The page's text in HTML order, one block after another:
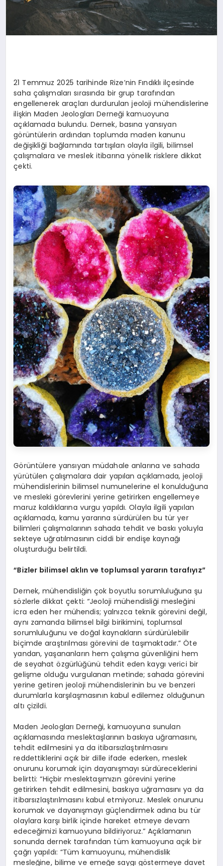
21 Temmuz 2025 tarihinde Rize’nin Fındıklı ilçesinde
saha çalışmaları sırasında bir grup tarafından
engellenerek araçları durdurulan jeoloji mühendislerine
ilişkin Maden Jeologları Derneği kamuoyuna
açıklamada bulundu. Dernek, basına yansıyan
görüntülerin ardından toplumda maden kanunu
değişikliği bağlamında tartışılan olayla ilgili, bilimsel
çalışmalara ve meslek itibarına yönelik risklere dikkat
çekti.
Görüntülere yansıyan müdahale anlarına ve sahada
yürütülen çalışmalara dair yapılan açıklamada, jeoloji
mühendislerinin bilimsel numunelerine el konulduğuna
ve mesleki görevlerini yerine getirirken engellemeye
maruz kaldıklarına vurgu yapıldı. Olayla ilgili yapılan
açıklamada, kamu yararına sürdürülen bu tür yer
bilimleri çalışmalarının sahada tehdit ve baskı yoluyla
sekteye uğratılmasının ciddi bir endişe kaynağı
oluşturduğu belirtildi.
“Bizler bilimsel aklın ve toplumsal yararın tarafıyız”
Dernek, mühendisliğin çok boyutlu sorumluluğuna şu
sözlerle dikkat çekti: “Jeoloji mühendisliği mesleğini
icra eden her mühendis; yalnızca teknik görevini değil,
aynı zamanda bilimsel bilgi birikimini, toplumsal
sorumluluğunu ve doğal kaynakların sürdürülebilir
biçimde araştırılması görevini de taşımaktadır.” Öte
yandan, yaşananların hem çalışma güvenliğini hem
de seyahat özgürlüğünü tehdit eden kaygı verici bir
gelişme olduğu vurgulanan metinde; sahada görevini
yerine getiren jeoloji mühendislerinin bu ve benzeri
durumlarla karşılaşmasının kabul edilemez olduğunun
altı çizildi.
Maden Jeologları Derneği, kamuoyuna sunulan
açıklamasında meslektaşlarının baskıya uğramasını,
tehdit edilmesini ya da itibarsızlaştırılmasını
reddettiklerini açık bir dille ifade ederken, meslek
onurunu korumak için dayanışmayı sürdüreceklerini
belirtti: “Hiçbir meslektaşımızın görevini yerine
getirirken tehdit edilmesini, baskıya uğramasını ya da
itibarsızlaştırılmasını kabul etmiyoruz. Meslek onurunu
korumak ve dayanışmayı güçlendirmek adına bu tür
olaylara karşı birlik içinde hareket etmeye devam
edeceğimizi kamuoyuna bildiriyoruz.” Açıklamanın
sonunda dernek tarafından tüm kamuoyuna açık bir
çağrı yapıldı: “Tüm kamuoyunu, mühendislik
mesleğine, bilime ve emeğe saygı göstermeye davet